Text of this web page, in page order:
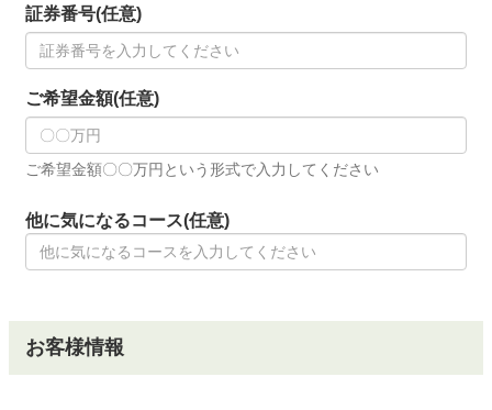
証券番号(任意)
ご希望金額(任意)
ご希望金額〇〇万円という形式で入力してください
他に気になるコース(任意)
お客様情報